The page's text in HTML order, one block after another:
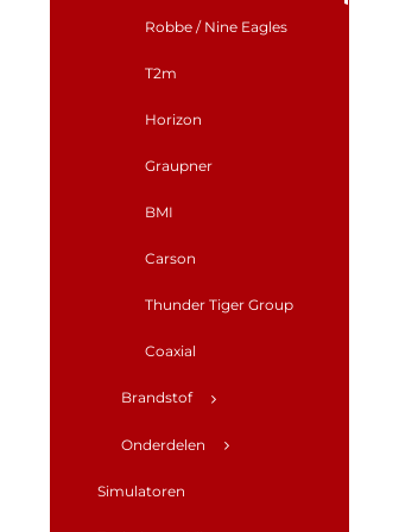
Robbe / Nine Eagles
T2m
Horizon
Graupner
BMI
Carson
Thunder Tiger Group
Coaxial
Brandstof
Onderdelen
Simulatoren